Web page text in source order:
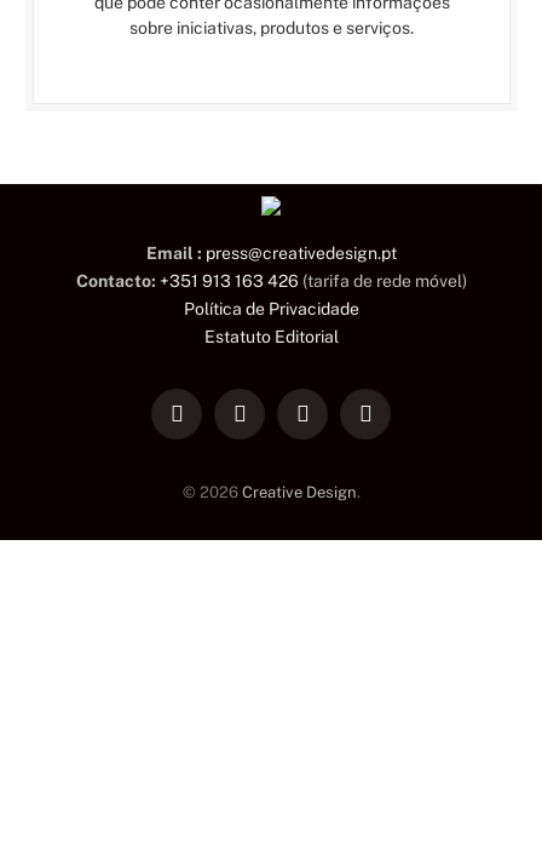
sobre iniciativas, produtos e serviços.
Email : press@creativedesign.pt
Contacto: +351 913 163 426 (tarifa de rede móvel)
Política de Privacidade
Estatuto Editorial
LinkedInFacebookInstagramTikTok
© 2026 Creative Design.